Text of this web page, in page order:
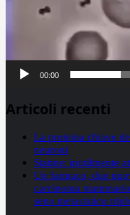
00:00
Articoli recenti
La proteina chiave
neuroni
Statine: inutilmente
Un farmaco, due
carcinoma
seno metastatico